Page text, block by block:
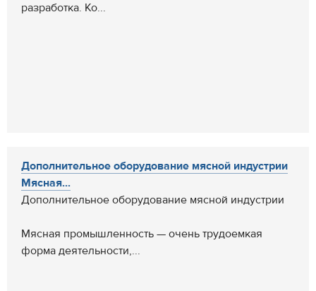
разработка. Ко...
Дополнительное оборудование мясной индустрии
Мясная...
Дополнительное оборудование мясной индустрии
Мясная промышленность — очень трудоемкая
форма деятельности,...